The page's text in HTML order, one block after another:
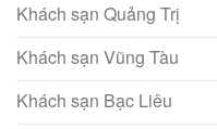
Khách sạn Quảng Trị
Khách sạn Vũng Tàu
Khách sạn Bạc Liêu